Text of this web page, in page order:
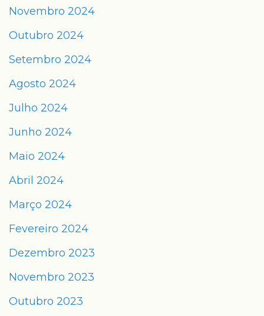
Novembro 2024
Outubro 2024
Setembro 2024
Agosto 2024
Julho 2024
Junho 2024
Maio 2024
Abril 2024
Março 2024
Fevereiro 2024
Dezembro 2023
Novembro 2023
Outubro 2023